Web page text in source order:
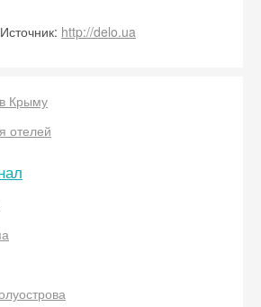
Источник: http://delo.ua
Крыму
отелей